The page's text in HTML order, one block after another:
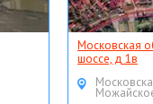
Московская
шоссе, д 1в